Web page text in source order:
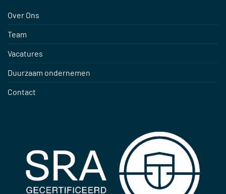
Over Ons
Team
Vacatures
Duurzaam ondernemen
Contact